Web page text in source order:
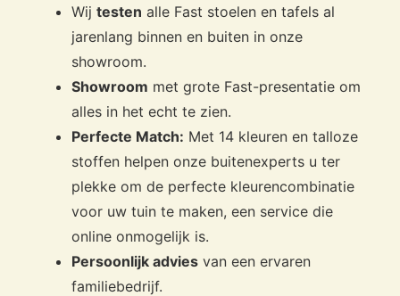
Wij testen alle Fast stoelen en tafels al
jarenlang binnen en buiten in onze
showroom.
Showroom met grote Fast-presentatie om
alles in het echt te zien.
Perfecte Match: Met 14 kleuren en talloze
stoffen helpen onze buitenexperts u ter
plekke om de perfecte kleurencombinatie
voor uw tuin te maken, een service die
online onmogelijk is.
Persoonlijk advies van een ervaren
familiebedrijf.